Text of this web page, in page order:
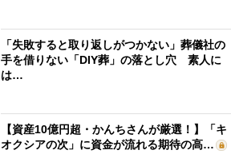
「失敗すると取り返しがつかない」葬儀社の
手を借りない「DIY葬」の落とし穴 素人に
は…
【資産10億円超・かんちさんが厳選！】「キ
オクシアの次」に資金が流れる期待の高…